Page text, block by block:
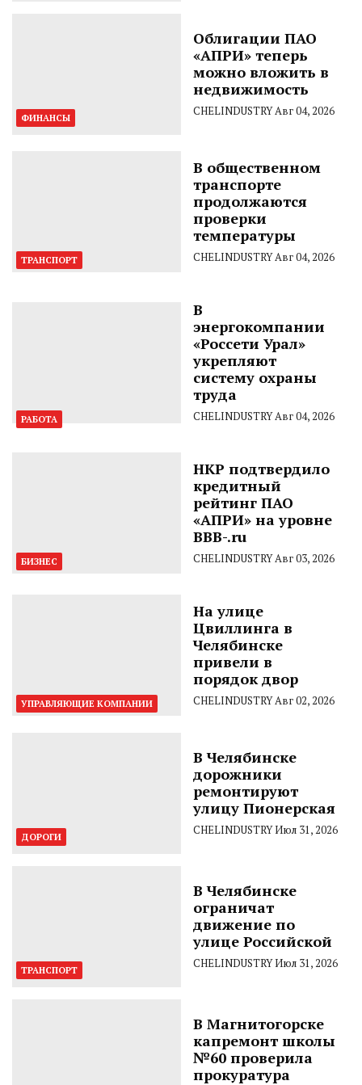
ФИНАНСЫ
Облигации ПАО
«АПРИ» теперь
можно вложить в
недвижимость
CHELINDUSTRYАвг 04, 2026
ТРАНСПОРТ
В общественном
транспорте
продолжаются
проверки
температуры
CHELINDUSTRYАвг 04, 2026
РАБОТА
В
энергокомпании
«Россети Урал»
укрепляют
систему охраны
труда
CHELINDUSTRYАвг 04, 2026
БИЗНЕС
НКР подтвердило
кредитный
рейтинг ПАО
«АПРИ» на уровне
BBB-.ru
CHELINDUSTRYАвг 03, 2026
УПРАВЛЯЮЩИЕ КОМПАНИИ
На улице
Цвиллинга в
Челябинске
привели в
порядок двор
CHELINDUSTRYАвг 02, 2026
ДОРОГИ
В Челябинске
дорожники
ремонтируют
улицу Пионерская
CHELINDUSTRYИюл 31, 2026
ТРАНСПОРТ
В Челябинске
ограничат
движение по
улице Российской
CHELINDUSTRYИюл 31, 2026
В Магнитогорске
капремонт школы
№60 проверила
прокуратура